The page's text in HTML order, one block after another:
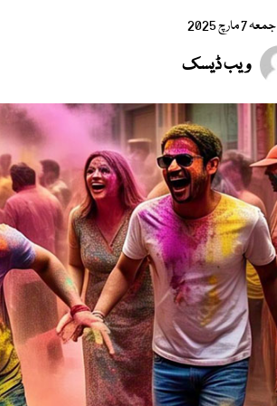
جمعہ 7 مارچ 2025
ویب ڈیسک